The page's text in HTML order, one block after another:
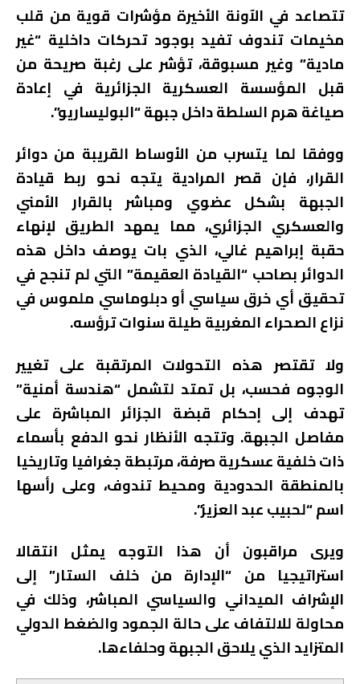
تتصاعد في الآونة الأخيرة مؤشرات قوية من قلب
مخيمات تندوف تفيد بوجود تحركات داخلية “غير
مادية” وغير مسبوقة، تؤشر على رغبة صريحة من
قبل المؤسسة العسكرية الجزائرية في إعادة
صياغة هرم السلطة داخل جبهة “البوليساريو”.
ووفقا لما يتسرب من الأوساط القريبة من دوائر
القرار، فإن قصر المرادية يتجه نحو ربط قيادة
الجبهة بشكل عضوي ومباشر بالقرار الأمني
والعسكري الجزائري، مما يمهد الطريق لإنهاء
حقبة إبراهيم غالي، الذي بات يوصف داخل هذه
الدوائر بصاحب “القيادة العقيمة” التي لم تنجح في
تحقيق أي خرق سياسي أو دبلوماسي ملموس في
نزاع الصحراء المغربية طيلة سنوات ترؤسه.
ولا تقتصر هذه التحولات المرتقبة على تغيير
الوجوه فحسب، بل تمتد لتشمل “هندسة أمنية”
تهدف إلى إحكام قبضة الجزائر المباشرة على
مفاصل الجبهة. وتتجه الأنظار نحو الدفع بأسماء
ذات خلفية عسكرية صرفة، مرتبطة جغرافيا وتاريخيا
بالمنطقة الحدودية ومحيط تندوف، وعلى رأسها
اسم “لحبيب عبد العزيز”.
ويرى مراقبون أن هذا التوجه يمثل انتقالا
استراتيجيا من “الإدارة من خلف الستار” إلى
الإشراف الميداني والسياسي المباشر، وذلك في
محاولة للالتفاف على حالة الجمود والضغط الدولي
المتزايد الذي يلاحق الجبهة وحلفاءها.